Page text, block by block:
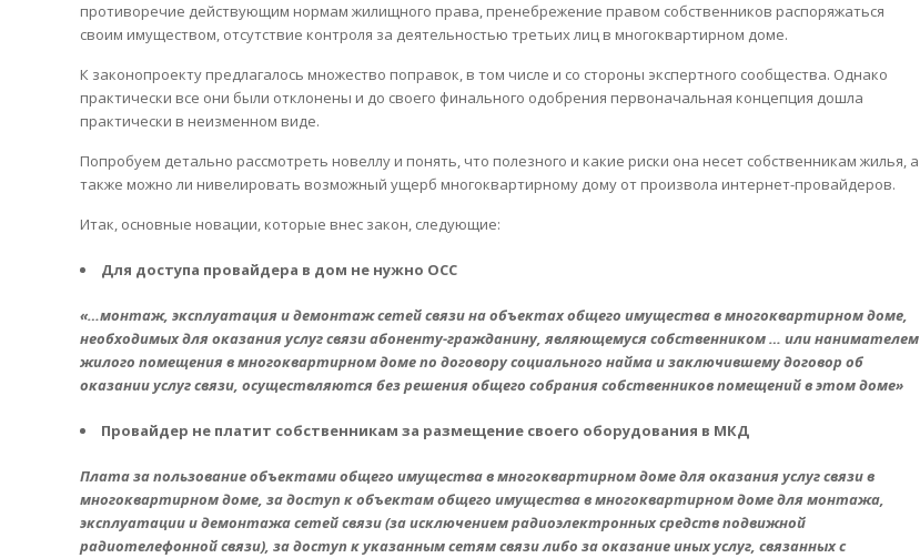
противоречие действующим нормам жилищного права, пренебрежение правом собственников распоряжаться
своим имуществом, отсутствие контроля за деятельностью третьих лиц в многоквартирном доме.
К законопроекту предлагалось множество поправок, в том числе и со стороны экспертного сообщества. Однако
практически все они были отклонены и до своего финального одобрения первоначальная концепция дошла
практически в неизменном виде.
Попробуем детально рассмотреть новеллу и понять, что полезного и какие риски она несет собственникам жилья, а
также можно ли нивелировать возможный ущерб многоквартирному дому от произвола интернет-провайдеров.
Итак, основные новации, которые внес закон, следующие:
Для доступа провайдера в дом не нужно ОСС
«…монтаж, эксплуатация и демонтаж сетей связи на объектах общего имущества в многоквартирном доме,
необходимых для оказания услуг связи абоненту-гражданину, являющемуся собственником … или нанимателем
жилого помещения в многоквартирном доме по договору социального найма и заключившему договор об
оказании услуг связи, осуществляются без решения общего собрания собственников помещений в этом доме»
Провайдер не платит собственникам за размещение своего оборудования в МКД
Плата за пользование объектами общего имущества в многоквартирном доме для оказания услуг связи в
многоквартирном доме, за доступ к объектам общего имущества в многоквартирном доме для монтажа,
эксплуатации и демонтажа сетей связи (за исключением радиоэлектронных средств подвижной
радиотелефонной связи), за доступ к указанным сетям связи либо за оказание иных услуг, связанных с